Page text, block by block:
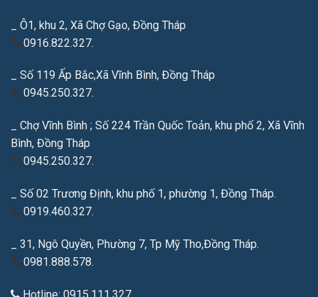
_ Ô1, khu 2, Xã Chợ Gạo, Đồng Tháp
0916.822.327.
_ Số 119 Ấp Bắc,Xã Vĩnh Bình, Đồng Tháp
0945.250.327.
_ Chợ Vĩnh Bình ; Số 224 Trần Quốc Toản, khu phố 2, Xã Vĩnh
Bình, Đồng Tháp
0945.250.327.
_ Số 02 Trương Định, khu phố 1, phường 1, Đồng Tháp.
0919.460.327.
_ 31, Ngô Quyền, Phường 7, Tp Mỹ Tho,Đồng Tháp.
0981.888.578.
Hotline: 0915.111.327